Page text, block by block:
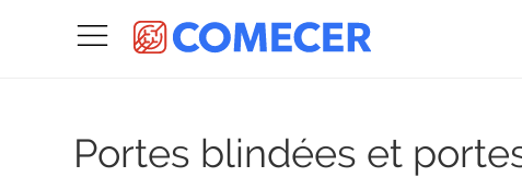
Portes blindées et